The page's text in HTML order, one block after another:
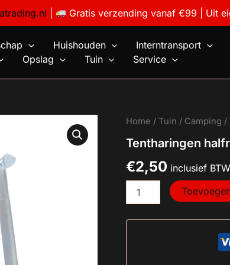
Gratis verzending vanaf €99 | Uit
Huishouden
Interntransport
Opslag Tuin Service
Home / Tuin / Camping /
Tentharingen
€2,50 inclusief BTW
Tentharingen
17.5
8
dlg
aantal